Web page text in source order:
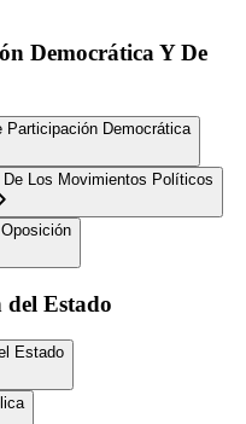
Democrática Y De
Participación Democrática
Los Movimientos Políticos
Estado
Estado